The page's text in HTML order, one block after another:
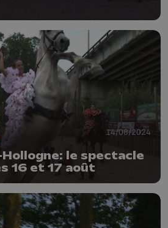
14/08/2024
le spectacle
16 et 17 août